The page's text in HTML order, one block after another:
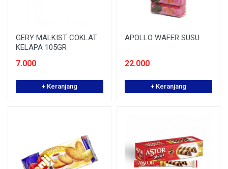
GERY MALKIST COKLAT
KELAPA 105GR
7.000
+ Keranjang
APOLLO WAFER SUSU
22.000
+ Keranjang